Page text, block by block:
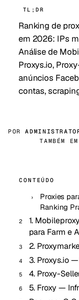
TL;DR
Ranking de
em 2026: IPs
Análise de
Proxys.io,
anúncios
contas,
POR
TAMBÉM
CONTEÚDO
Proxies
Ranking
1.
para Farm e
2.
3. Proxys.io
4. Proxy-
5. Froxy —